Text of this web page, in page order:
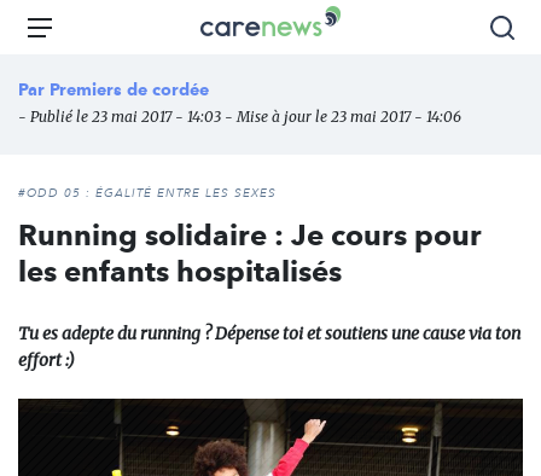
Aller
principal
Carenews,
des
l'engagement
Menu
Par Premiers de cordée
- Publié le 23 mai 2017 - 14:03 - Mise à jour le 23 mai 2017 - 14:06
#ODD 05 : ÉGALITÉ ENTRE LES SEXES
Running solidaire : Je cours pour
les enfants hospitalisés
Tu es adepte du running ? Dépense toi et soutiens une cause via ton
effort :)